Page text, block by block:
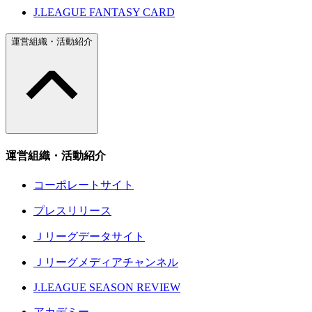
J.LEAGUE FANTASY CARD
運営組織・活動紹介
運営組織・活動紹介
コーポレートサイト
プレスリリース
Ｊリーグデータサイト
Ｊリーグメディアチャンネル
J.LEAGUE SEASON REVIEW